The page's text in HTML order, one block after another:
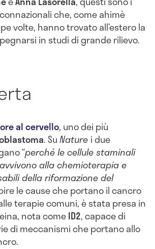
che, come ahimè
volte, hanno trovato all’estero la
in studi di grande rilievo.
al cervello, uno dei più
. SuNature i due
“perché le cellule staminali
alla chemioterapia e
della riformazione del
le cause che portano il cancro
terapie comuni, è stata presa in
nota comeID2, capace di
di meccanismi che portano allo